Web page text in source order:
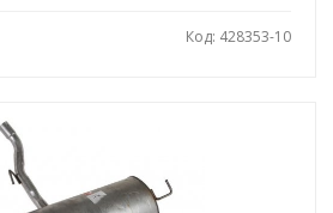
Код: 428353-10